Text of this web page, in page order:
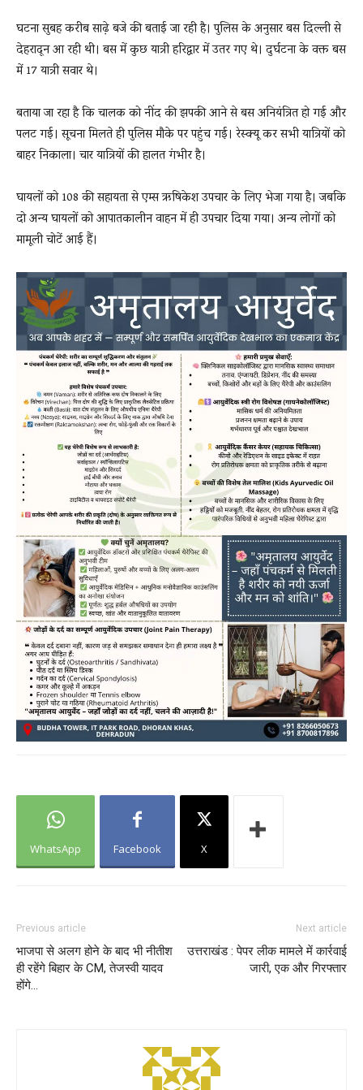
घटना सुबह करीब साढ़े बजे की बताई जा रही है। पुलिस के अनुसार बस दिल्ली से
देहरादून आ रही थी। बस में कुछ यात्री हरिद्वार में उतर गए थे। दुर्घटना के वक्त बस
में 17 यात्री सवार थे।
बताया जा रहा है कि चालक को नींद की झपकी आने से बस अनियंत्रित हो गई और
पलट गई। सूचना मिलते ही पुलिस मौके पर पहुंच गई। रेस्क्यू कर सभी यात्रियों को
बाहर निकाला। चार यात्रियों की हालत गंभीर है।
घायलों को 108 की सहायता से एम्स ऋषिकेश उपचार के लिए भेजा गया है। जबकि
दो अन्य घायलों को आपातकालीन वाहन में ही उपचार दिया गया। अन्य लोगों को
मामूली चोटें आई हैं।
WhatsApp Facebook X
Previous article
भाजपा से अलग होने के बाद भी नीतीश
ही रहेंगे बिहार के CM, तेजस्वी यादव
होंगे…
Next article
उत्तराखंड : पेपर लीक मामले में कार्रवाई
जारी, एक और गिरफ्तार